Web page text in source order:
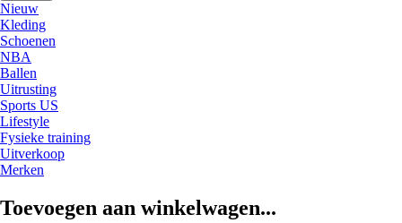
Nieuw
Kleding
Schoenen
NBA
Ballen
Uitrusting
Sports US
Lifestyle
Fysieke training
Uitverkoop
Merken
Toevoegen aan winkelwagen...